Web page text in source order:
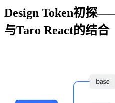
Design Token初探
与Taro React的结合